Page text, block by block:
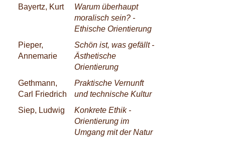
Bayertz, Kurt
Warum überhaupt
moralisch sein? -
Ethische Orientierung
Pieper,
Annemarie
Schön ist, was gefällt -
Ästhetische
Orientierung
Gethmann,
Carl Friedrich
Praktische Vernunft
und technische Kultur
Siep, Ludwig
Konkrete Ethik -
Orientierung im
Umgang mit der Natur